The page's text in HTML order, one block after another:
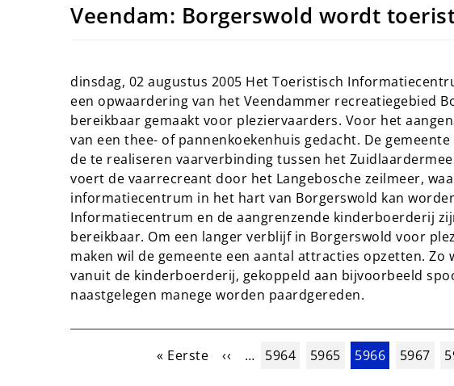
Veendam: Borgerswold wordt
dinsdag, 02 augustus 2005 Het Toeristisch
een opwaardering van het Veendammer recreatiegebied
bereikbaar gemaakt voor pleziervaarders. Voor het
van een thee- of pannenkoekenhuis gedacht. De
de te realiseren vaarverbinding tussen het
voert de vaarrecreant door het Langebosche zeilmeer,
informatiecentrum in het hart van Borgerswold kan
Informatiecentrum en de aangrenzende kinderboerderij
bereikbaar. Om een langer verblijf in Borgerswold voor
maken wil de gemeente een aantal attracties opzetten.
vanuit de kinderboerderij, gekoppeld aan bijvoorbeeld
naastgelegen manege worden paardgereden.
Paginering
Eerste pagina
« Eerste Vorige pagina
‹‹ … Pagina
5964 Pagina
5965 Huidige pagina
5966 Pagina
5967